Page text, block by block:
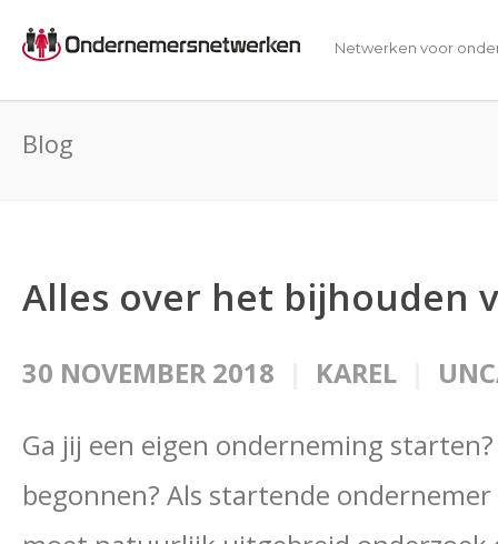
Netwerken voor
Blog
Alles over het bijhouden
30 NOVEMBER 2018 KAREL
Ga jij een eigen onderneming
begonnen? Als startende